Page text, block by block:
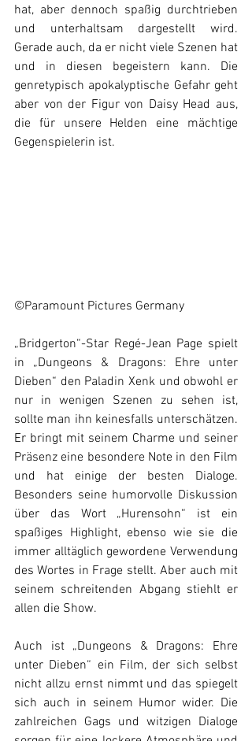
hat, aber dennoch spaßig durchtrieben
und unterhaltsam dargestellt wird.
Gerade auch, da er nicht viele Szenen hat
und in diesen begeistern kann. Die
genretypisch apokalyptische Gefahr geht
aber von der Figur von Daisy Head aus,
die für unsere Helden eine mächtige
Gegenspielerin ist.
©Paramount Pictures Germany
„Bridgerton“-Star Regé-Jean Page spielt
in „Dungeons & Dragons: Ehre unter
Dieben“ den Paladin Xenk und obwohl er
nur in wenigen Szenen zu sehen ist,
sollte man ihn keinesfalls unterschätzen.
Er bringt mit seinem Charme und seiner
Präsenz eine besondere Note in den Film
und hat einige der besten Dialoge.
Besonders seine humorvolle Diskussion
über das Wort „Hurensohn“ ist ein
spaßiges Highlight, ebenso wie sie die
immer alltäglich gewordene Verwendung
des Wortes in Frage stellt. Aber auch mit
seinem schreitenden Abgang stiehlt er
allen die Show.
Auch ist „Dungeons & Dragons: Ehre
unter Dieben“ ein Film, der sich selbst
nicht allzu ernst nimmt und das spiegelt
sich auch in seinem Humor wider. Die
zahlreichen Gags und witzigen Dialoge